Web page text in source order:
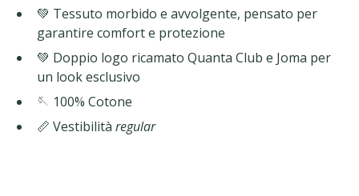
💚 Tessuto morbido e avvolgente, pensato per
garantire comfort e protezione
💚 Doppio logo ricamato Quanta Club e Joma per
un look esclusivo
🪡 100% Cotone
📏 Vestibilità regular